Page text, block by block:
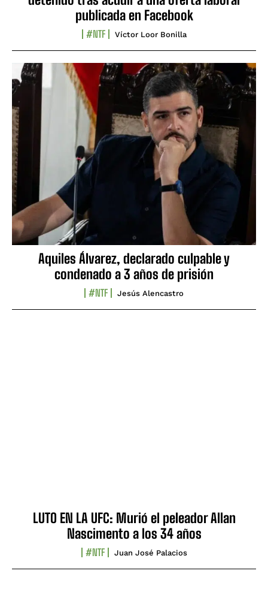
publicada en Facebook
#NTF Víctor Loor Bonilla
Aquiles Álvarez, declarado culpable y
condenado a 3 años de prisión
#NTF Jesús Alencastro
LUTO EN LA UFC: Murió el peleador Allan
Nascimento a los 34 años
#NTF Juan José Palacios